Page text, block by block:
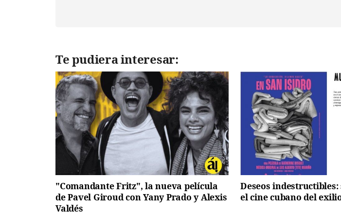
Te pudiera interesar:
"Comandante Fritz", la nueva película
de Pavel Giroud con Yany Prado y Alexis
Valdés
Deseos
el cine cubano del